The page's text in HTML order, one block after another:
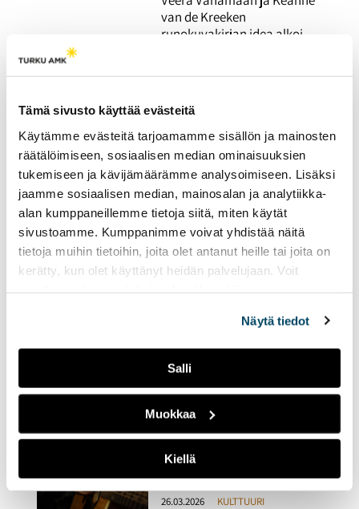
Tämä sivusto käyttää evästeitä
Käytämme evästeitä tarjoamamme sisällön ja mainosten
räätälöimiseen, sosiaalisen median ominaisuuksien
tukemiseen ja kävijämäärämme analysoimiseen. Lisäksi
jaamme sosiaalisen median, mainosalan ja analytiikka-
alan kumppaneillemme tietoja siitä, miten käytät
sivustoamme. Kumppanimme voivat yhdistää näitä
tietoja muihin tietoihin, joita olet antanut heille tai joita on
kerätty, kun olet käyttänyt heidän palvelujaan. Voit
Näytä tiedot
Salli
Muokkaa
Kiellä
van de Kreeken
runokuvakirjan idea alkoi
Koreografi ohjaa myös
luonnollista liikettä —
show ei rakennu
yhdessä yössä
26.03.2026 KULTTUURI
Artistin luonnollinen liike
tanssijoiden koreografiat.
tanssijat Tiia Kasurinen ja
Ellinoora Lehti kertovat
työstään Suomessa ja
ulkomailla.
Kenelle tekoälyn avulla
tehty kappale kuuluu?
26.03.2026 KULTTUURI